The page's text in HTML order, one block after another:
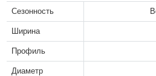
Сезонность
Ширина
Профиль
Диаметр